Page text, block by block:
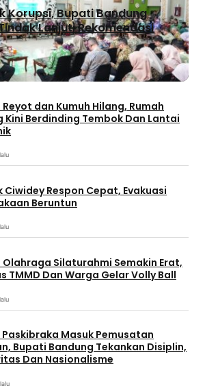
Korupsi, Bupati Bandung
Lanjuti Rekomendasi
Reyot dan Kumuh Hilang, Rumah
Kini Berdinding Tembok Dan Lantai
Ciwidey Respon Cepat, Evakuasi
Beruntun
Olahraga Silaturahmi Semakin Erat,
TMMD Dan Warga Gelar Volly Ball
Masuk Pemusatan
Bupati Bandung Tekankan Disiplin,
Dan Nasionalisme